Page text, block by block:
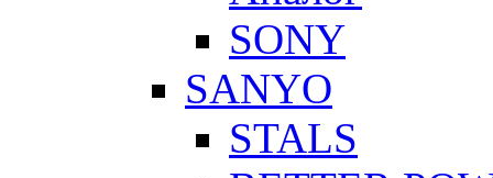
SONY
SANYO
STALS